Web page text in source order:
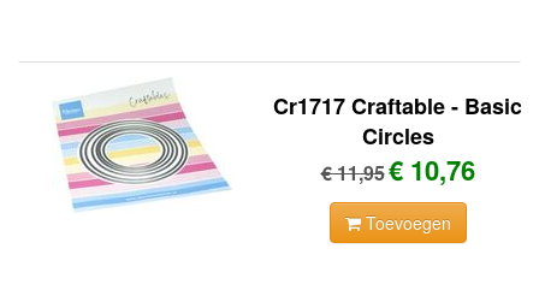
Cr1717 Craftable - Basic
Circles
€ 11,95€ 10,76
Toevoegen